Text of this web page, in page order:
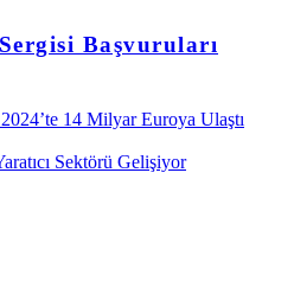
Başvuruları
14 Milyar Euroya Ulaştı
Sektörü Gelişiyor